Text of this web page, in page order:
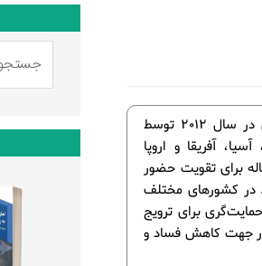
کمپین «وقت بیدار شدن از خواب» بعد از وقایع موسوم به بهار عربی در سال 2012 توسط
لاتین، آسیا، آفریقا و اروپا
برای تقویت حضور
در کشورهای مختلف
برای ترویج
جهت کاهش فساد و